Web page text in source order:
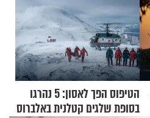
הטיפוס הפך לאסון: 5 נהרגו
בסופת שלגים קטלנית באלברוס